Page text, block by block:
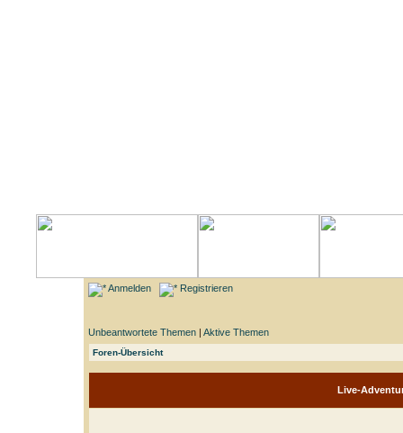
Anmelden Registrieren
Unbeantwortete Themen | Aktive Themen
Foren-Übersicht
Live-